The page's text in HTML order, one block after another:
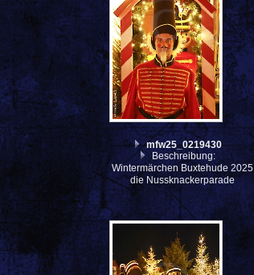
mfw25_0219430
Beschreibung:
Wintermärchen Buxtehude 2025
die Nussknackerparade